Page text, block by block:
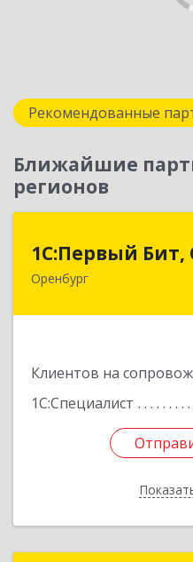
Рекомендованные
Ближайшие
регионов
1С:Первый Бит,
Оренбург
Клиентов на
1С:Специалист
460044,